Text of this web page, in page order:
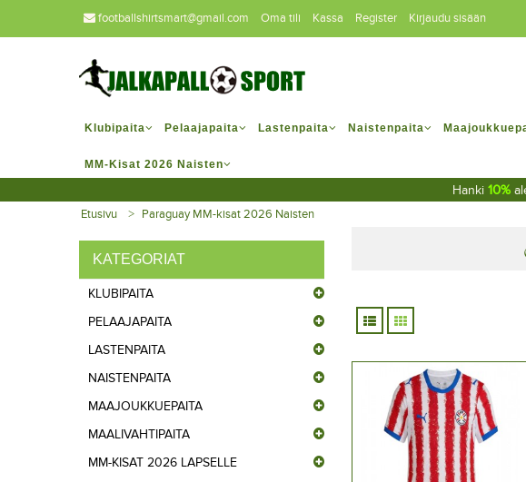
footballshirtsmart@gmail.com Oma tili Kassa Register Kirjaudu sisään
Klubipaita Pelaajapaita Lastenpaita Naistenpaita
MM-Kisat 2026 Naisten
Hanki 10%
Etusivu Paraguay MM-kisat 2026 Naisten
KATEGORIAT
KLUBIPAITA
PELAAJAPAITA
LASTENPAITA
NAISTENPAITA
MAAJOUKKUEPAITA
MAALIVAHTIPAITA
MM-KISAT 2026 LAPSELLE